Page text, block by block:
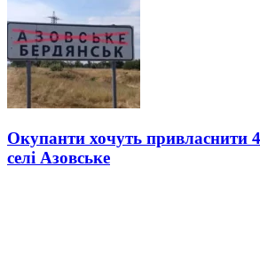
Окупанти хочуть привласнити
селі Азовське